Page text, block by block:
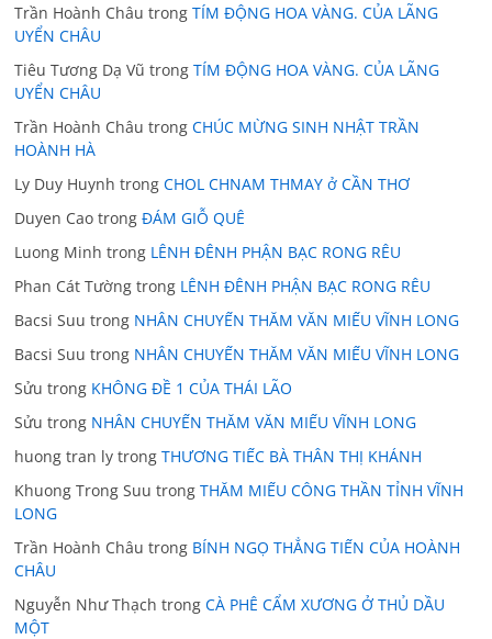
Trần Hoành Châu trongTÍM ĐỘNG HOA VÀNG. CỦA LÃNG
UYỂN CHÂU
Tiêu Tương Dạ Vũ trongTÍM ĐỘNG HOA VÀNG. CỦA LÃNG
UYỂN CHÂU
Trần Hoành Châu trongCHÚC MỪNG SINH NHẬT TRẦN
HOÀNH HÀ
Ly Duy Huynh trongCHOL CHNAM THMAY ở CẦN THƠ
Duyen Cao trongĐÁM GIỖ QUÊ
Luong Minh trong LÊNH ĐÊNH PHẬN BẠC RONG RÊU
Phan Cát Tường trong LÊNH ĐÊNH PHẬN BẠC RONG RÊU
Bacsi Suu trong NHÂN CHUYẾN THĂM VĂN MIẾU VĨNH LONG
Bacsi Suu trong NHÂN CHUYẾN THĂM VĂN MIẾU VĨNH LONG
Sửu trong KHÔNG ĐỀ 1 CỦA THÁI LÃO
Sửu trong NHÂN CHUYẾN THĂM VĂN MIẾU VĨNH LONG
huong tran ly trongTHƯƠNG TIẾC BÀ THÂN THỊ KHÁNH
Khuong Trong Suu trongTHĂM MIẾU CÔNG THẦN TỈNH VĨNH
LONG
Trần Hoành Châu trong BÍNH NGỌ THẲNG TIẾN CỦA HOÀNH
CHÂU
Nguyễn Như Thạch trongCÀ PHÊ CẨM XƯƠNG Ở THỦ DẦU
MỘT